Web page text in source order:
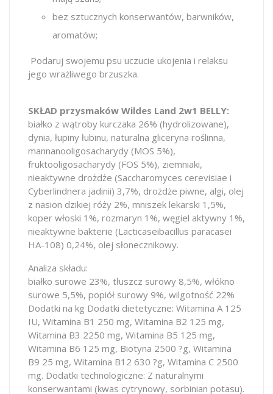
bez sztucznych konserwantów, barwników,
aromatów;
Podaruj swojemu psu uczucie ukojenia i relaksu
jego wrażliwego brzuszka.
SKŁAD przysmaków Wildes Land 2w1 BELLY:
białko z wątroby kurczaka 26% (hydrolizowane),
dynia, łupiny łubinu, naturalna gliceryna roślinna,
mannanooligosacharydy (MOS 5%),
fruktooligosacharydy (FOS 5%), ziemniaki,
nieaktywne drożdże (Saccharomyces cerevisiae i
Cyberlindnera jadinii) 3,7%, drożdże piwne, algi, olej
z nasion dzikiej róży 2%, mniszek lekarski 1,5%,
koper włoski 1%, rozmaryn 1%, węgiel aktywny 1%,
nieaktywne bakterie (Lacticaseibacillus paracasei
HA-108) 0,24%, olej słonecznikowy.
Analiza składu:
białko surowe 23%, tłuszcz surowy 8,5%, włókno
surowe 5,5%, popiół surowy 9%, wilgotność 22%
Dodatki na kg Dodatki dietetyczne: Witamina A 125
IU, Witamina B1 250 mg, Witamina B2 125 mg,
Witamina B3 2250 mg, Witamina B5 125 mg,
Witamina B6 125 mg, Biotyna 2500 ?g, Witamina
B9 25 mg, Witamina B12 630 ?g, Witamina C 2500
mg. Dodatki technologiczne: Z naturalnymi
konserwantami (kwas cytrynowy, sorbinian potasu).